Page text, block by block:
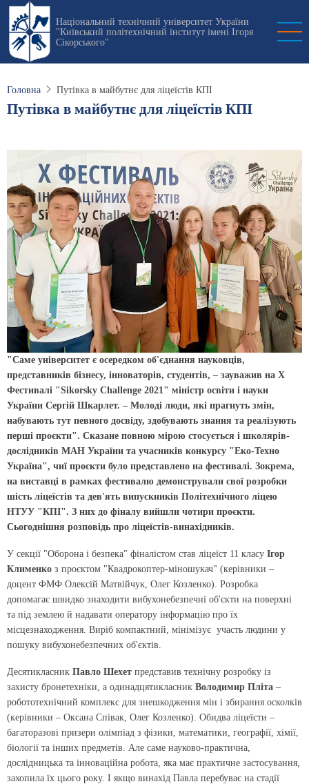
Перейти
основного
вмісту
Національний технічний університет України
"Київський політехнічний інститут імені Ігоря
Сікорського"
Головна Путівка в майбутнє для ліцеїстів КПІ
Путівка в майбутнє для ліцеїстів КПІ
"Саме університет є осередком об'єднання науковців,
представників бізнесу, інноваторів, студентів, – зауважив на Х
Фестивалі "Sikorsky Challenge 2021" міністр освіти і науки
України Сергій Шкарлет. – Молоді люди, які прагнуть змін,
набувають тут певного досвіду, здобувають знання та реалізують
перші проєкти". Сказане повною мірою стосується і школярів-
дослідників МАН України та учасників конкурсу "Еко-Техно
Україна", чиї проєкти було представлено на фестивалі. Зокрема,
на виставці в рамках фестивалю демонстрували свої розробки
шість ліцеїстів та дев'ять випускників Політехнічного ліцею
НТУУ "КПІ". З них до фіналу вийшли чотири проєкти.
Сьогоднішня розповідь про ліцеїстів-винахідників.
У секції "Оборона і безпека" фіналістом став ліцеїст 11 класу Ігор
Клименко з проєктом "Квадрокоптер-міношукач" (керівники –
доцент ФМФ Олексій Матвійчук, Олег Козленко). Розробка
допомагає швидко знаходити вибухонебезпечні об'єкти на поверхні
та під землею й надавати оператору інформацію про їх
місцезнаходження. Виріб компактний, мінімізує участь людини у
пошуку вибухонебезпечних об'єктів.
Десятикласник Павло Шехет представив технічну розробку із
захисту бронетехніки, а одинадцятикласник Володимир Пліта –
робототехнічний комплекс для знешкодження мін і збирання осколків
(керівники – Оксана Співак, Олег Козленко). Обидва ліцеїсти –
багаторазові призери олімпіад з фізики, математики, географії, хімії,
біології та інших предметів. Але саме науково-практична,
дослідницька та інноваційна робота, яка має практичне застосування,
захопила їх цього року. І якщо винахід Павла перебуває на стадії